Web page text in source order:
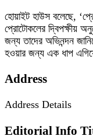
হোয়াইট হাউস বলেছে,
প্রোটোকলের দ্বিপক্ষীয়
জন্য তাদের অভিনন্দন
হওয়ার জন্য এক ধাপ
Address
Address Details
Editorial Info